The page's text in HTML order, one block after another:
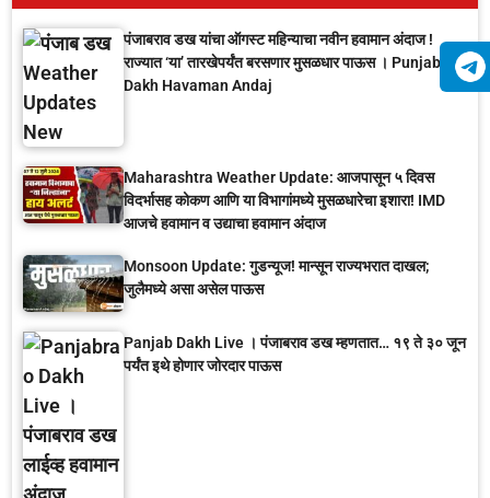
पंजाबराव डख यांचा ऑगस्ट महिन्याचा नवीन हवामान अंदाज !
राज्यात ‘या’ तारखेपर्यंत बरसणार मुसळधार पाऊस । Punjab
Dakh Havaman Andaj
Maharashtra Weather Update: आजपासून ५ दिवस
विदर्भासह कोकण आणि या विभागांमध्ये मुसळधारेचा इशारा! IMD
आजचे हवामान व उद्याचा हवामान अंदाज
Monsoon Update: गुडन्यूज! मान्सून राज्यभरात दाखल;
जुलैमध्ये असा असेल पाऊस
Panjab Dakh Live । पंजाबराव डख म्हणतात… १९ ते ३० जून
पर्यंत इथे होणार जोरदार पाऊस